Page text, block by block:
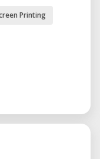
18 Jahren
eines
Printing